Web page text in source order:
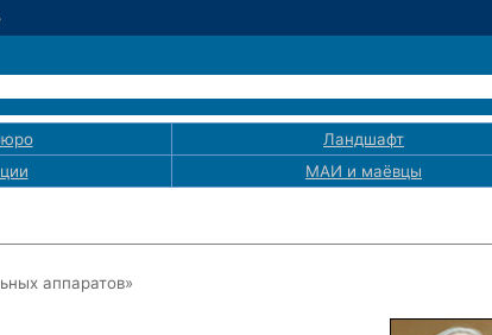
Ландшафт
МАИ и маёвцы
аппаратов»